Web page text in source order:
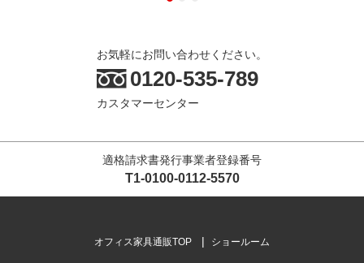
お気軽にお問い合わせください。
0120-535-789
カスタマーセンター
適格請求書発行事業者登録番号
T1-0100-0112-5570
オフィス家具通販TOP ショールーム